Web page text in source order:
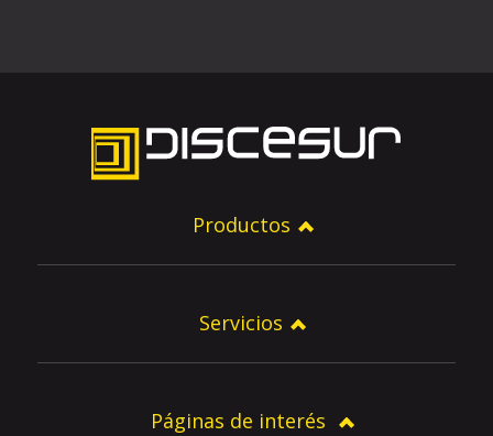
Productos
Servicios
Páginas de interés